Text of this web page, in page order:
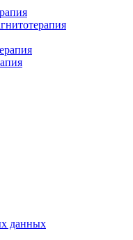
данных